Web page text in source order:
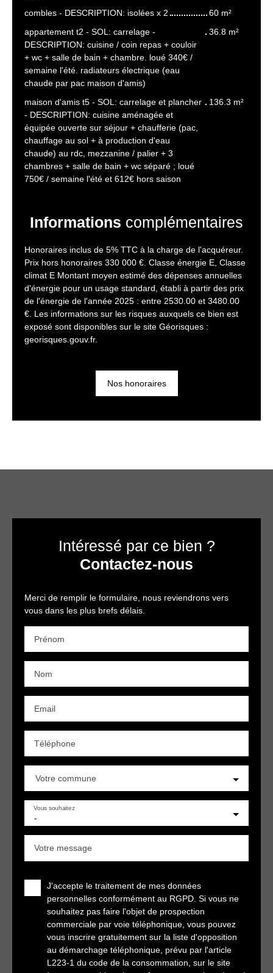
combles - DESCRIPTION: isolées x 2
60 m²
appartement t2 - SOL: carrelage -
DESCRIPTION: cuisine / coin repas + couloir
+ wc + salle de bain + chambre. loué 340€ /
semaine l'été. radiateurs électrique (eau
chaude par pac maison d'amis)
36.8 m²
maison d'amis t5 - SOL: carrelage et plancher
- DESCRIPTION: cuisine aménagée et
équipée ouverte sur séjour + chaufferie (pac,
chauffage au sol + à production d'eau
chaude) au rdc, mezzanine / palier + 3
chambres + salle de bain + wc séparé ; loué
750€ / semaine l'été et 612€ hors saison
136.3 m²
Informations complémentaires
Honoraires inclus de 5% TTC à la charge de l'acquéreur.
Prix hors honoraires 330 000 €. Classe énergie E, Classe
climat E Montant moyen estimé des dépenses annuelles
d'énergie pour un usage standard, établi à partir des prix
de l'énergie de l'année 2025 : entre 2530.00 et 3480.00
€. Les informations sur les risques auxquels ce bien est
exposé sont disponibles sur le site Géorisques :
georisques.gouv.fr.
Nos honoraires
Intéressé par ce bien ?
Contactez-nous
Merci de remplir le formulaire, nous reviendrons vers
vous dans les plus brefs délais.
Prénom
Nom
Email
Téléphone
Votre commune
-
Vous souhaitez
Votre message
J'accepte le traitement de mes données
personnelles conformément au RGPD. Si vous ne
souhaitez pas faire l'objet de prospection
commerciale par voie téléphonique, vous pouvez
vous inscrire gratuitement sur la liste d'opposition
au démarchage téléphonique, prévu par l'article
L223-1 du code de la consommation, sur le site